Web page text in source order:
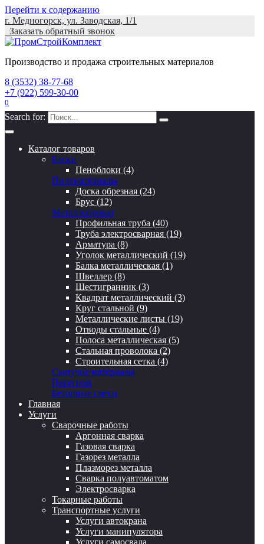
Перейти к содержанию
г. Медногорск, ул. Заводская, 1/1
Заказать обратный звонок
Производство и продажа строительных материалов
8 (3532) 38-77-68
+7 (922) 599-30-00
0
Search for:
Каталог товаров
Блоки
Пеноблоки (4)
Пиломатериалы
Доска обрезная (24)
Брус (12)
Металлопрокат
Профильная труба (40)
Труба электросварная (19)
Арматура (8)
Уголок металлический (19)
Балка металлическая (1)
Швеллер (8)
Шестигранник (3)
Квадрат металлический (3)
Круг стальной (9)
Металлические листы (19)
Отводы стальные (4)
Полоса металлическая (5)
Стальная проволока (2)
Строительная сетка (4)
Сыпучие материалы
Перегной
Бетонные смеси
Главная
Услуги
Сварочные работы
Аргонная сварка
Газовая сварка
Газорез металла
Плазморез металла
Сварка полуавтоматом
Электросварка
Токарные работы
Транспортные услуги
Услуги автокрана
Услуги манипулятора